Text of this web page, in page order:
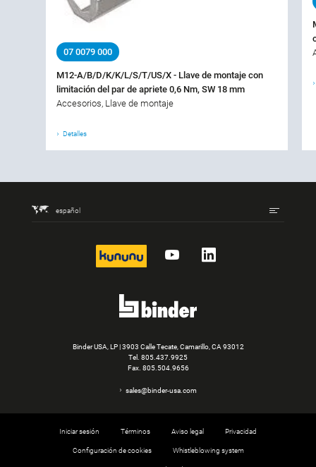
07 0079 000
M12-A/B/D/K/K/L/S/T/US/X - Llave de montaje con
limitación del par de apriete 0,6 Nm, SW 18 mm
Accesorios, Llave de montaje
Detalles
español
kununu YouTubeLinkedIn
Binder USA, LP | 3903 Calle Tecate, Camarillo, CA 93012
Tel. 805.437.9925
Fax. 805.504.9656
sales@binder-usa.com
Iniciar sesión Términos Aviso legal Privacidad
Configuración de cookies Whistleblowing system